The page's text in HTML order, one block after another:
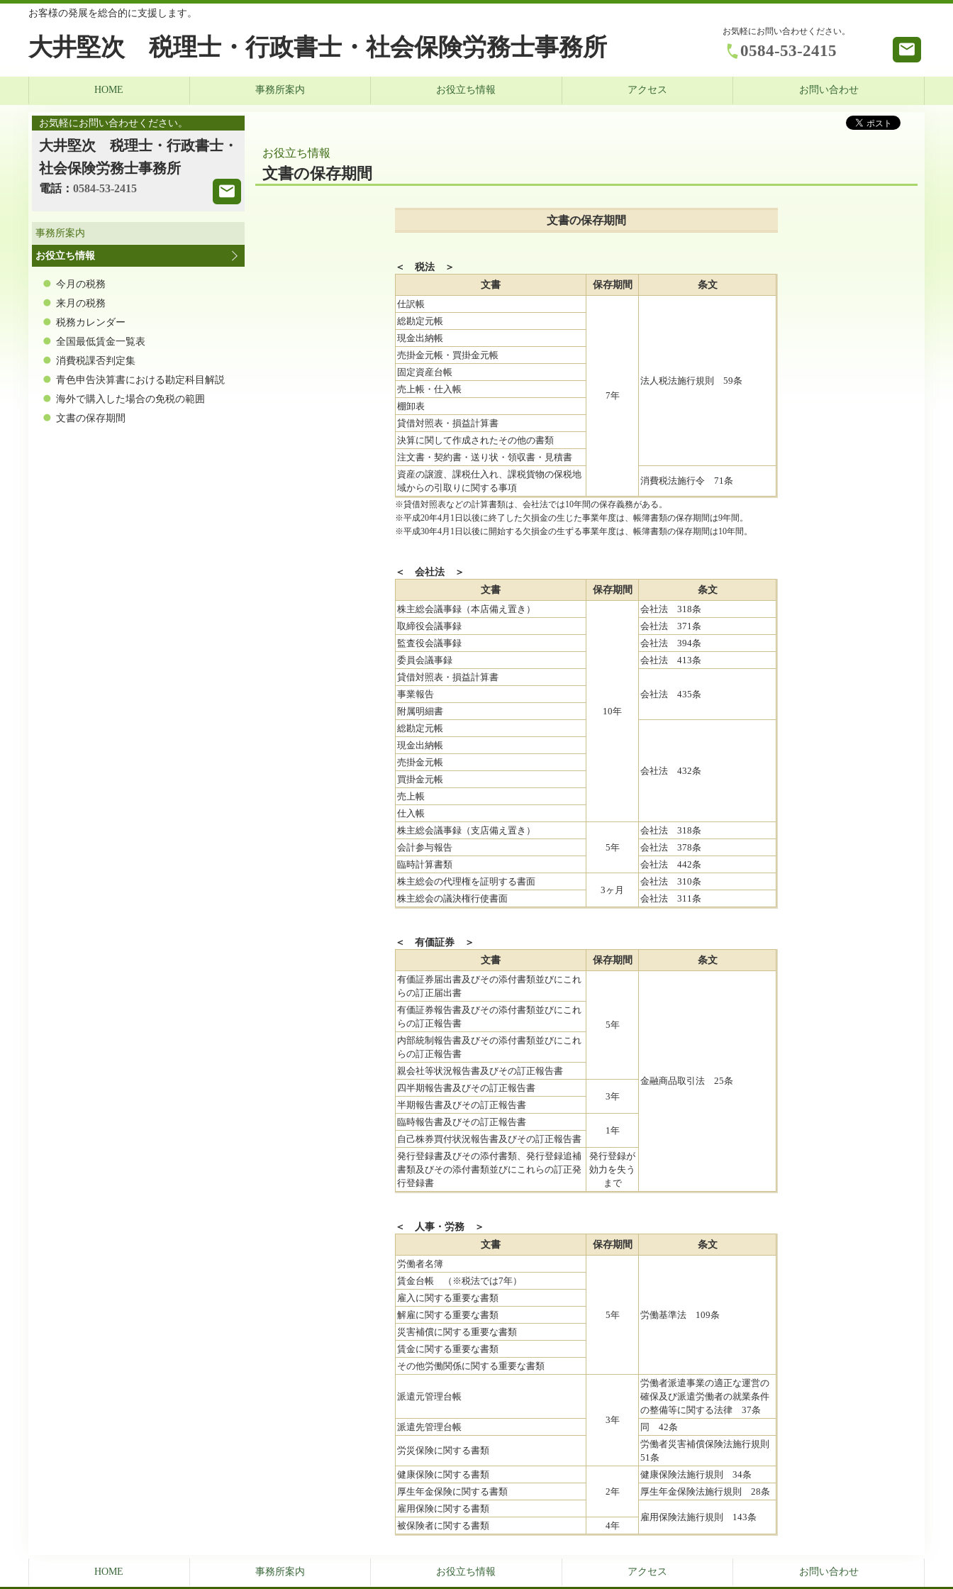
お客様の発展を総合的に支援します。
大井堅次 税理士・行政書士・社会保険労務士事務所
お気軽にお問い合わせください。
0584-53-2415
HOME 事務所案内 お役立ち情報 アクセス お問い合わせ
お役立ち情報
文書の保存期間
文書の保存期間
＜ 税法 ＞
文書
保存期間
条文
仕訳帳
7年
法人税法施行規則 59条
総勘定元帳
現金出納帳
売掛金元帳・買掛金元帳
固定資産台帳
売上帳・仕入帳
棚卸表
貸借対照表・損益計算書
決算に関して作成されたその他の書類
注文書・契約書・送り状・領収書・見積書
資産の譲渡、課税仕入れ、課税貨物の保税地
域からの引取りに関する事項
消費税法施行令 71条
※貸借対照表などの計算書類は、会社法では10年間の保存義務がある。
※平成20年4月1日以後に終了した欠損金の生じた事業年度は、帳簿書類の保存期間は9年間。
※平成30年4月1日以後に開始する欠損金の生ずる事業年度は、帳簿書類の保存期間は10年間。
＜ 会社法 ＞
文書
保存期間
条文
株主総会議事録（本店備え置き）
10年
会社法 318条
取締役会議事録
会社法 371条
監査役会議事録
会社法 394条
委員会議事録
会社法 413条
貸借対照表・損益計算書
会社法 435条
事業報告
附属明細書
総勘定元帳
会社法 432条
現金出納帳
売掛金元帳
買掛金元帳
売上帳
仕入帳
株主総会議事録（支店備え置き）
5年
会社法 318条
会計参与報告
会社法 378条
臨時計算書類
会社法 442条
株主総会の代理権を証明する書面
3ヶ月
会社法 310条
株主総会の議決権行使書面
会社法 311条
＜ 有価証券 ＞
文書
保存期間
条文
有価証券届出書及びその添付書類並びにこれ
らの訂正届出書
5年
金融商品取引法 25条
有価証券報告書及びその添付書類並びにこれ
らの訂正報告書
内部統制報告書及びその添付書類並びにこれ
らの訂正報告書
親会社等状況報告書及びその訂正報告書
四半期報告書及びその訂正報告書
3年
半期報告書及びその訂正報告書
臨時報告書及びその訂正報告書
1年
自己株券買付状況報告書及びその訂正報告書
発行登録書及びその添付書類、発行登録追補
書類及びその添付書類並びにこれらの訂正発
行登録書
発行登録が
効力を失う
まで
＜ 人事・労務 ＞
文書
保存期間
条文
労働者名簿
5年 労働基準法 109条
賃金台帳 （※税法では7年）
雇入に関する重要な書類
解雇に関する重要な書類
災害補償に関する重要な書類
賃金に関する重要な書類
その他労働関係に関する重要な書類
派遣元管理台帳
3年
労働者派遣事業の適正な運営の
確保及び派遣労働者の就業条件
の整備等に関する法律 37条
派遣先管理台帳
同 42条
労災保険に関する書類
労働者災害補償保険法施行規則
51条
健康保険に関する書類
2年
健康保険法施行規則 34条
厚生年金保険に関する書類
厚生年金保険法施行規則 28条
雇用保険に関する書類
雇用保険法施行規則 143条
被保険者に関する書類
4年
お気軽にお問い合わせください。
大井堅次 税理士・行政書士・
社会保険労務士事務所
電話： 0584-53-2415
事務所案内
お役立ち情報
今月の税務
来月の税務
税務カレンダー
全国最低賃金一覧表
消費税課否判定集
青色申告決算書における勘定科目解説
海外で購入した場合の免税の範囲
文書の保存期間
HOME 事務所案内 お役立ち情報 アクセス お問い合わせ